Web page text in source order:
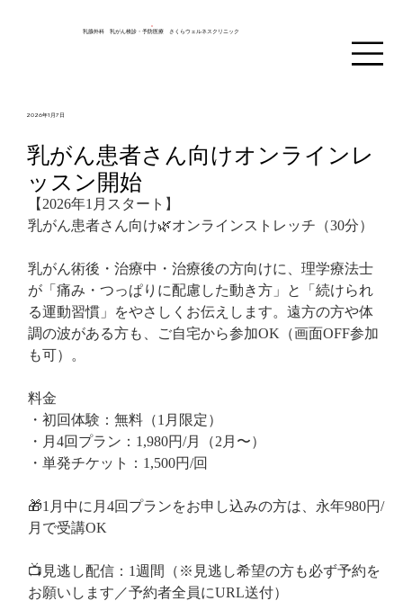
乳腺外科 乳がん検診・予防医療 さくらウェルネスクリニック
2026年1月7日
乳がん患者さん向けオンラインレ
ッスン開始
【2026年1月スタート】
乳がん患者さん向け🌿オンラインストレッチ（30分）
乳がん術後・治療中・治療後の方向けに、理学療法士
が「痛み・つっぱりに配慮した動き方」と「続けられ
る運動習慣」をやさしくお伝えします。遠方の方や体
調の波がある方も、ご自宅から参加OK（画面OFF参加
も可）。
料金
・初回体験：無料（1月限定）
・月4回プラン：1,980円/月（2月〜）
・単発チケット：1,500円/回
🎁1月中に月4回プランをお申し込みの方は、永年980円/
月で受講OK
📺見逃し配信：1週間（※見逃し希望の方も必ず予約を
お願いします／予約者全員にURL送付）